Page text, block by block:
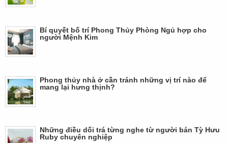
Bí quyết bố trí Phong Thủy Phòng Ngủ hợp cho
người Mệnh Kim
Phong thủy nhà ở cần tránh những vị trí nào để
mang lại hưng thịnh?
Những điều dối trá từng nghe từ người bán Tỳ Hưu
Ruby chuyên nghiệp